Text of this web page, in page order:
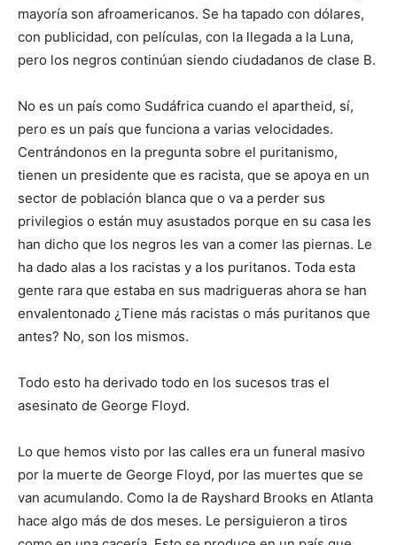
mayoría son afroamericanos. Se ha tapado con dólares,
con publicidad, con películas, con la llegada a la Luna,
pero los negros continúan siendo ciudadanos de clase B.
No es un país como Sudáfrica cuando el apartheid, sí,
pero es un país que funciona a varias velocidades.
Centrándonos en la pregunta sobre el puritanismo,
tienen un presidente que es racista, que se apoya en un
sector de población blanca que o va a perder sus
privilegios o están muy asustados porque en su casa les
han dicho que los negros les van a comer las piernas. Le
ha dado alas a los racistas y a los puritanos. Toda esta
gente rara que estaba en sus madrigueras ahora se han
envalentonado ¿Tiene más racistas o más puritanos que
antes? No, son los mismos.
Todo esto ha derivado todo en los sucesos tras el
asesinato de George Floyd.
Lo que hemos visto por las calles era un funeral masivo
por la muerte de George Floyd, por las muertes que se
van acumulando. Como la de Rayshard Brooks en Atlanta
hace algo más de dos meses. Le persiguieron a tiros